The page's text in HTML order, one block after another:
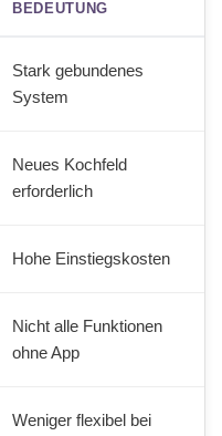
BEDEUTUNG
Stark gebundenes
System
Neues Kochfeld
erforderlich
Hohe Einstiegskosten
Nicht alle Funktionen
ohne App
Weniger flexibel bei